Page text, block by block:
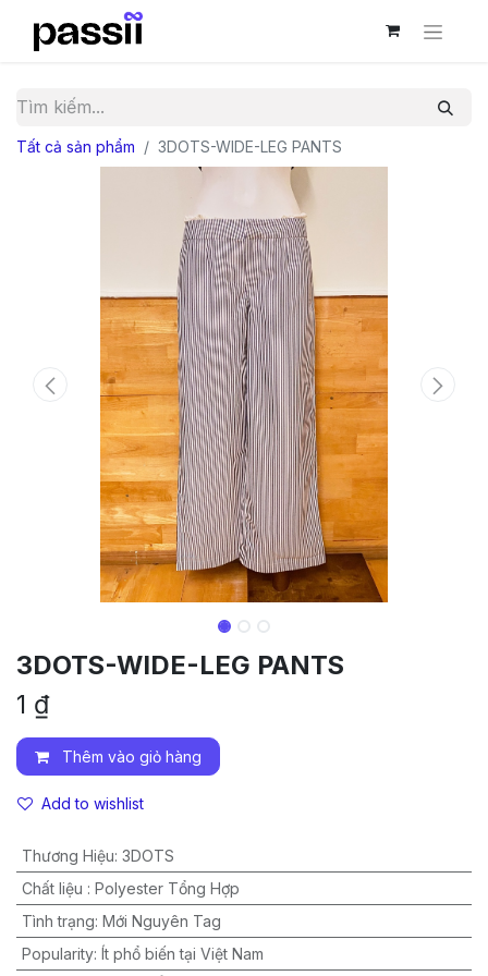
Tất cả sản phẩm 3DOTS-WIDE-LEG PANTS
3DOTS-WIDE-LEG PANTS
1 ₫
Thêm vào giỏ hàng
Add to wishlist
Thương Hiệu: 3DOTS
Chất liệu : Polyester Tổng Hợp
Tình trạng: Mới Nguyên Tag
Popularity: Ít phổ biến tại Việt Nam